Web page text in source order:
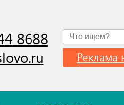
8688
Реклама